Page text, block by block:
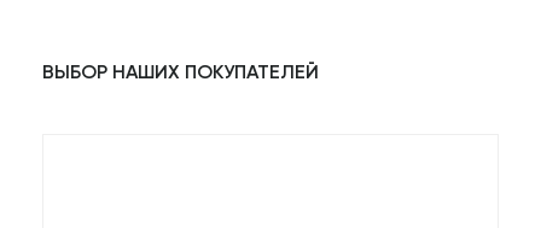
ВЫБОР НАШИХ ПОКУПАТЕЛЕЙ